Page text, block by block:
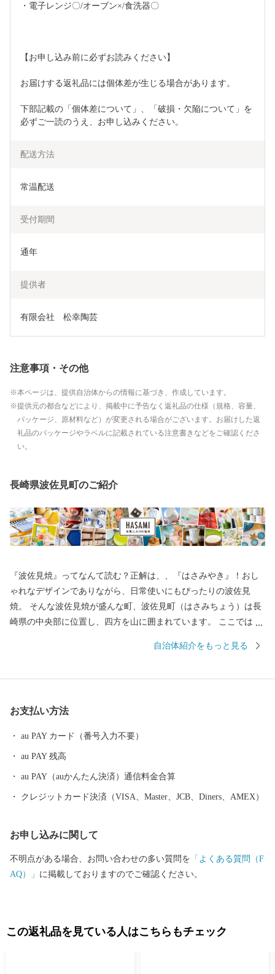
・電子レンジ〇/オーブン×/食洗器〇
【お申し込み前に必ずお読みください】
お届けする返礼品には個体差が生じる場合があります。
下部記載の「個体差について」、「破損・欠陥について」を
必ずご一読のうえ、お申し込みください。
配送方法
常温配送
受付期間
通年
提供者
有限会社　松幸陶芸
注意事項・その他
本ページは、提供自治体からの情報に基づき、作成しています。
提供元の都合などにより、掲載中に予告なく返礼品の仕様（規格、容量、
パッケージ、原材料など）が変更される場合がございます。お届けした返
礼品のパッケージやラベルに記載されている注意書きなどをご確認くださ
い。
長崎県波佐見町のご紹介
『波佐見焼』ってなんて読む？正解は、、『はさみやき』！おし
ゃれなデザインでありながら、日常使いにもぴったりの波佐見
焼。 そんな波佐見焼が盛んな町、波佐見町（はさみちょう）は長
崎県の中央部に位置し、四方を山に囲まれています。 ここでは、
な自然のなかで、お米やお茶、アスパラガスなどの農畜産業が行
こで焼かれた「くらわんか碗」が全国に出荷され、当時貴重品で
あった磁器を広く普及させるとともに、食文化にも大きな影響を
彩るおしゃれで機能的な日用和食器の一大産地として、全国的に
も高いシェアを誇っています。（すでに皆さまの食卓にも、波佐
見で作られたやきものがあるかも！？）窯元、棚田、温泉など、
自治体紹介をもっと見る
お支払い方法
au PAY カード（番号入力不要）
au PAY 残高
au PAY（auかんたん決済）通信料金合算
クレジットカード決済（VISA、Master、JCB、Diners、AMEX）
お申し込みに関して
不明点がある場合、お問い合わせの多い質問を 「よくある質問（F
AQ）」 に掲載しておりますのでご確認ください。
この返礼品を見ている人はこちらもチェック